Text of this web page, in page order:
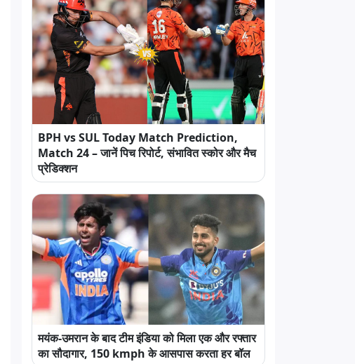
BPH vs SUL Today Match Prediction,
Match 24 – जानें पिच रिपोर्ट, संभावित स्कोर और मैच
प्रेडिक्शन
मयंक-उमरान के बाद टीम इंडिया को मिला एक और रफ्तार
का सौदागार, 150 kmph के आसपास करता हर बॉल